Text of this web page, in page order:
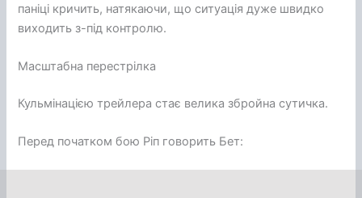
паніці кричить, натякаючи, що ситуація дуже швидко
виходить з-під контролю.
Масштабна перестрілка
Кульмінацією трейлера стає велика збройна сутичка.
Перед початком бою Ріп говорить Бет: